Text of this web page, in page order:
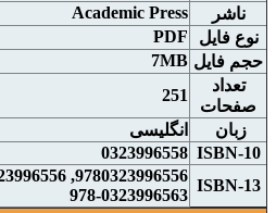
ناشر
Academic Press
نوع فايل
PDF
حجم فايل 7MB
تعداد
صفحات
251
زبان
انگلیسی
ISBN-10
0323996558
ISBN-13
978-0323996563